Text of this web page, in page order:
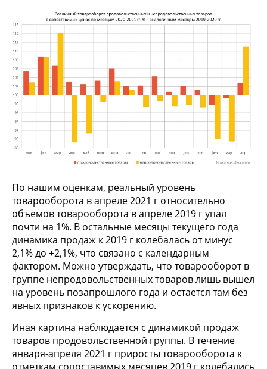
По нашим оценкам, реальный уровень
товарооборота в апреле 2021 г относительно
объемов товарооборота в апреле 2019 г упал
почти на 1%. В остальные месяцы текущего года
динамика продаж к 2019 г колебалась от минус
2,1% до +2,1%, что связано с календарным
фактором. Можно утверждать, что товарооборот в
группе непродовольственных товаров лишь вышел
на уровень позапрошлого года и остается там без
явных признаков к ускорению.
Иная картина наблюдается с динамикой продаж
товаров продовольственной группы. В течение
января-апреля 2021 г приросты товарооборота к